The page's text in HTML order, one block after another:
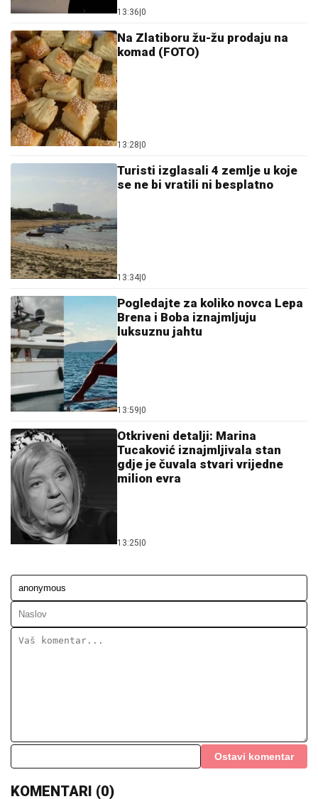
13:36 0
Na Zlatiboru žu-žu prodaju na
komad (FOTO)
13:28 0
Turisti izglasali 4 zemlje u koje
se ne bi vratili ni besplatno
13:34 0
Pogledajte za koliko novca Lepa
Brena i Boba iznajmljuju
luksuznu jahtu
13:59 0
Otkriveni detalji: Marina
Tucaković iznajmljivala stan
gdje je čuvala stvari vrijedne
milion evra
13:25 0
Ostavi komentar
KOMENTARI (0)